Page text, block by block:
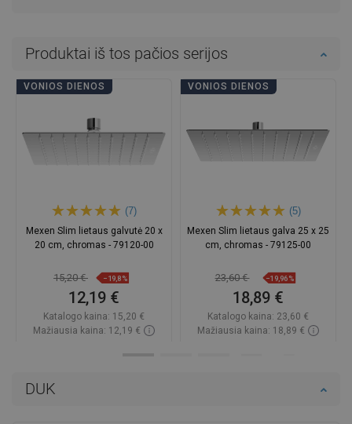
DUK
Produktai iš tos pačios serijos
VONIOS DIENOS
(7)
Mexen Slim lietaus galvutė 20 x
20 cm, chromas - 79120-00
15,20 € −19,8%
12,19 €
Katalogo kaina: 15,20 €
Mažiausia kaina: 12,19 €
VONIOS DIENOS
(5)
Mexen Slim lietaus galva 25 x 25
cm, chromas - 79125-00
23,60 € −19,96%
18,89 €
Katalogo kaina: 23,60 €
Mažiausia kaina: 18,89 €